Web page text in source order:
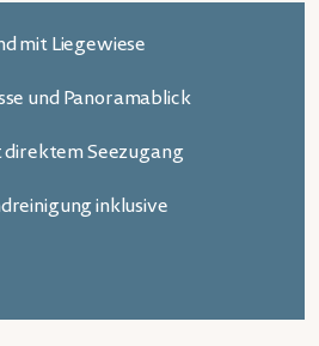
mit Liegewiese
und Panoramablick
Seezugang
inklusive